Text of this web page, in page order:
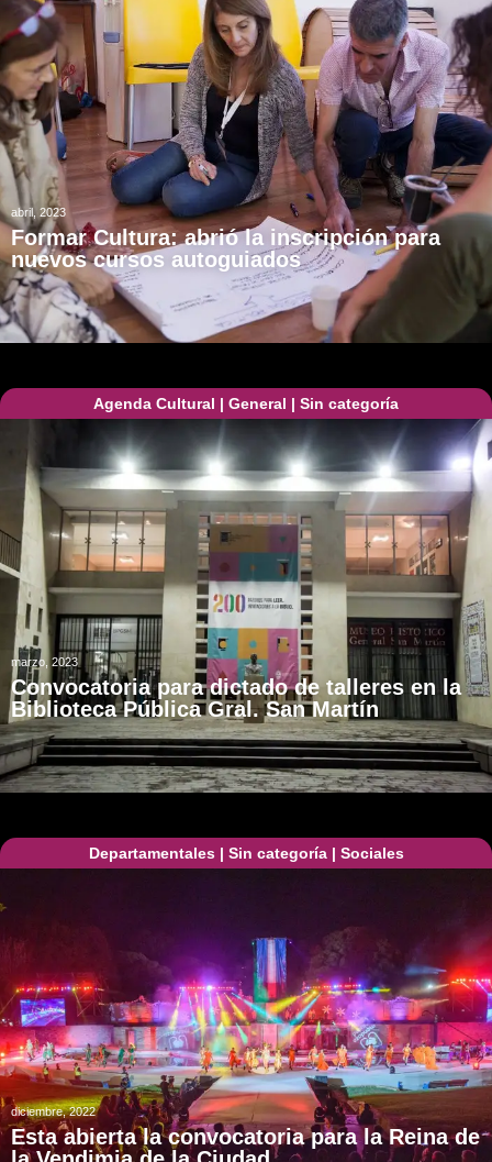
abril, 2023
Formar Cultura: abrió la inscripción para
nuevos cursos autoguiados
Agenda Cultural | General | Sin categoría
marzo, 2023
Convocatoria para dictado de talleres en la
Biblioteca Pública Gral. San Martín
Departamentales| Sin categoría| Sociales
diciembre, 2022
Esta abierta la convocatoria para la Reina de